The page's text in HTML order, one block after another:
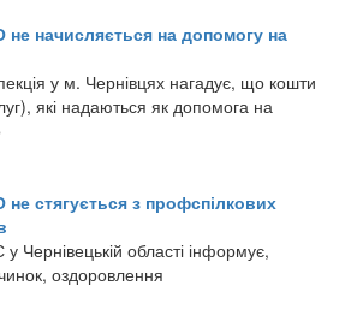
начисляється на допомогу на
у м. Чернівцях нагадує, що кошти
які надаються як допомога на
стягується з профспілкових
Чернівецькій області інформує,
оздоровлення